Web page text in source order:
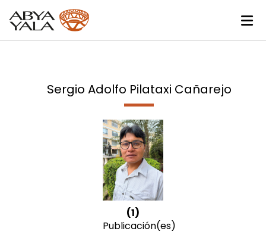
Sergio Adolfo Pilataxi Cañarejo
(1)
Publicación(es)